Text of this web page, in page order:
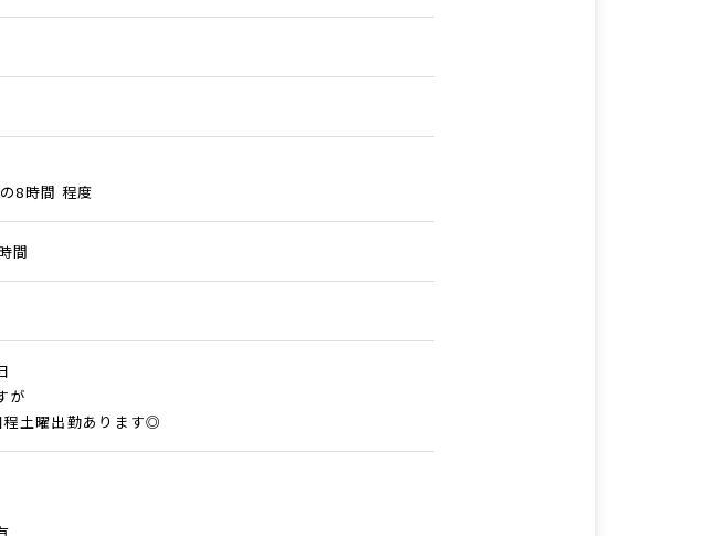
8時間 程度
間
が
土曜出勤あります◎